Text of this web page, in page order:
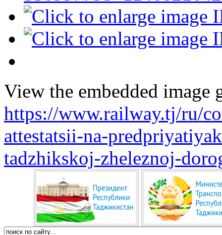
View the embedded image
https://www.railway.tj/ru/
attestatsii-na-
tadzhikskoj-zheleznoj-